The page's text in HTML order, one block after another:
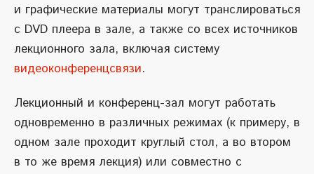
и графические материалы могут транслироваться
с DVD плеера в зале, а также со всех источников
лекционного зала, включая систему
видеоконференцсвязи.
Лекционный и конференц-зал могут работать
одновременно в различных режимах (к примеру, в
одном зале проходит круглый стол, а во втором
в то же время лекция) или совместно с